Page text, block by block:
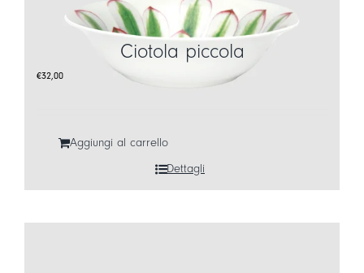
Ciotola piccola
€32,00
Aggiungi al carrello
Dettagli